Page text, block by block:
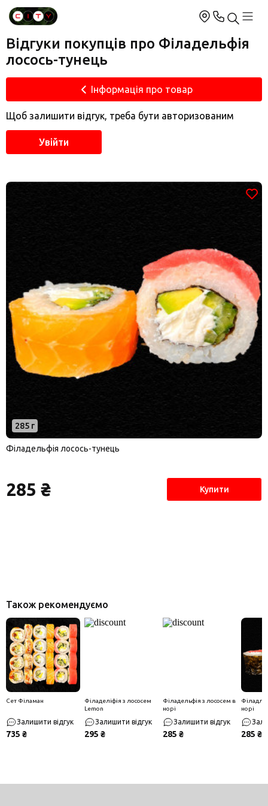
Відгуки покупців про Філадельфія
лосось-тунець
Інформація про товар
Щоб залишити відгук, треба бути авторизованим
Увійти
285 г
Філадельфія лосось-тунець
285 ₴ Купити
Також рекомендуємо
Сет Філаман
Залишити відгук
735 ₴
Філаделіфія з лососем
Lemon
Залишити відгук
295 ₴
Філадельфія з лососем в
норі
Залишити відгук
285 ₴
норі
285 ₴